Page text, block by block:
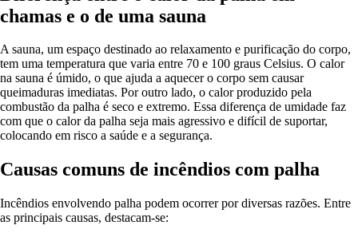
chamas e o de uma sauna
A sauna, um espaço destinado ao relaxamento e purificação do corpo,
tem uma temperatura que varia entre 70 e 100 graus Celsius. O calor
na sauna é úmido, o que ajuda a aquecer o corpo sem causar
queimaduras imediatas. Por outro lado, o calor produzido pela
combustão da palha é seco e extremo. Essa diferença de umidade faz
com que o calor da palha seja mais agressivo e difícil de suportar,
colocando em risco a saúde e a segurança.
Causas comuns de incêndios com palha
Incêndios envolvendo palha podem ocorrer por diversas razões. Entre
as principais causas, destacam-se: